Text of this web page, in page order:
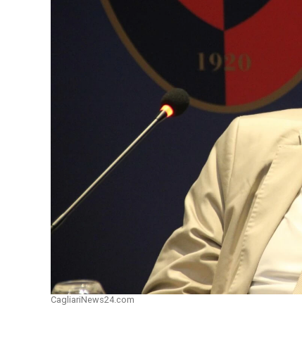
CagliariNews24.com